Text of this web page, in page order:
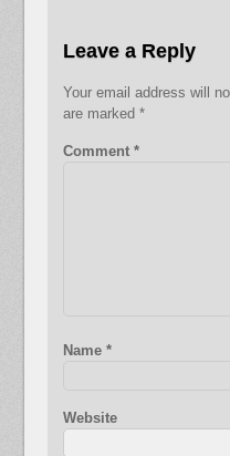
Leave a Reply
Your email address will
are marked*
Comment*
Name*
Website